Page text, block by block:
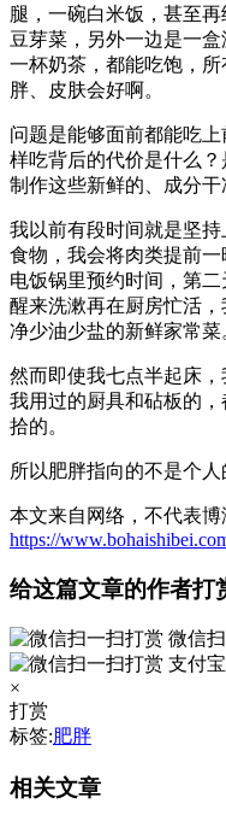
腿，一碗白米饭，甚至
豆芽菜，另外一边是一
一杯奶茶，都能吃饱，
胖、皮肤会好啊。
问题是能够面前都能吃
样吃背后的代价是什么
制作这些新鲜的、成分干
我以前有段时间就是坚
食物，我会将肉类提前
电饭锅里预约时间，第
醒来洗漱再在厨房忙活
净少油少盐的新鲜家常菜
然而即使我七点半起床
我用过的厨具和砧板的
拾的。
所以肥胖指向的不是个
本文来自网络，不代表博
https://
给这篇文章的作者打
微信
支付
×
打赏
标签:肥胖
相关文章